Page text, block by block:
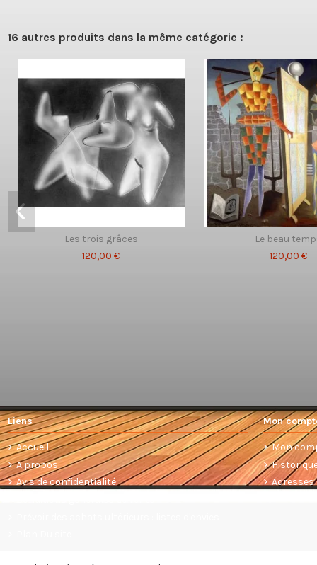
16 autres produits dans la même catégorie :
Les trois grâces
120,00 €
Le beau
120,00 €
Liens
Accueil
A propos
Avis de confidentialité
Mon
Mon
Adresses